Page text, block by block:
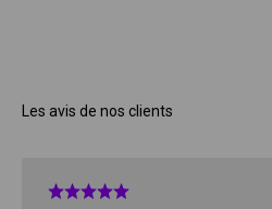
Les avis de nos clients